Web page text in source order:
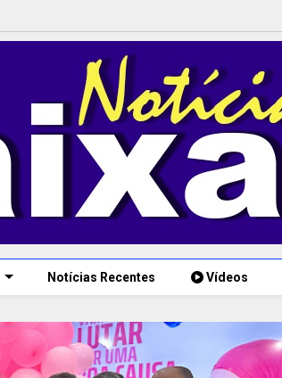
Notícias Recentes Vídeos